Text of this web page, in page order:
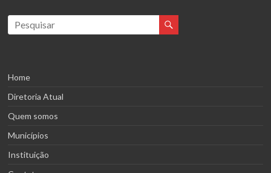
Home
Diretoria Atual
Quem somos
Municípios
Instituição